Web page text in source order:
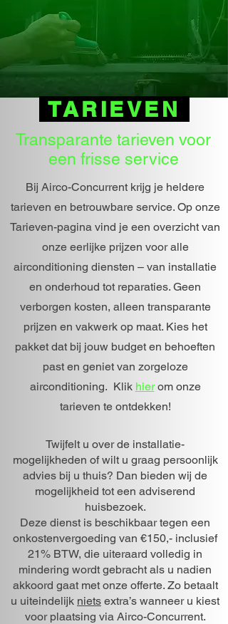
TARIEVEN
Transparante tarieven voor
een frisse service
Bij Airco-Concurrent krijg je heldere
tarieven en betrouwbare service. Op onze
Tarieven-pagina vind je een overzicht van
onze eerlijke prijzen voor alle
airconditioning diensten – van installatie
en onderhoud tot reparaties. Geen
verborgen kosten, alleen transparante
prijzen en vakwerk op maat. Kies het
pakket dat bij jouw budget en behoeften
past en geniet van zorgeloze
airconditioning. Klik hierom onze
tarieven te ontdekken!
Twijfelt u over de installatie­
mogelijkheden of wilt u graag persoonlijk
advies bij u thuis? Dan bieden wij de
mogelijkheid tot een adviserend
huisbezoek.
Deze dienst is beschikbaar tegen een
onkostenvergoeding van €150,- inclusief
21% BTW, die uiteraard volledig in
mindering wordt gebracht als u nadien
akkoord gaat met onze offerte. Zo betaalt
u uiteindelijk niets extra’s wanneer u kiest
voor plaatsing via Airco-Concurrent.